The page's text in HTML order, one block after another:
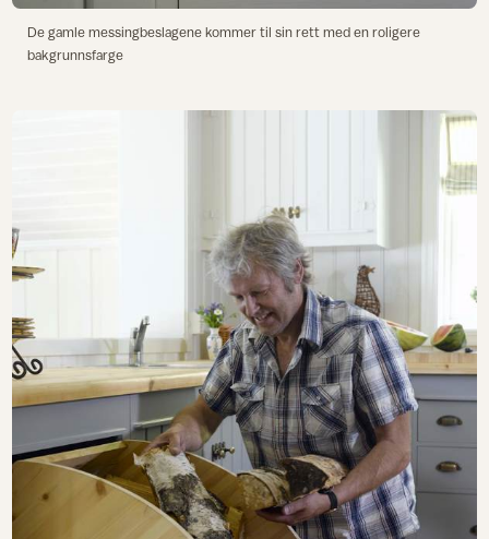
De gamle messingbeslagene kommer til sin rett med en roligere
bakgrunnsfarge